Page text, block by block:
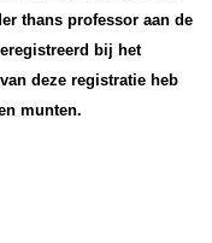
thans professor aan de
bij het
deze registratie heb
munten.